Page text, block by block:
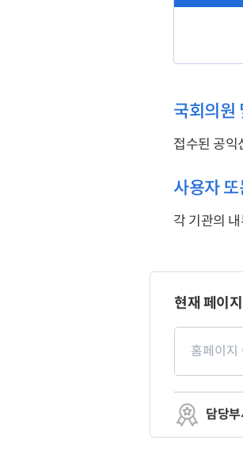
국회의원
접수된 공익
사용자
각 기관의
이
지
만
현재 페이
페
만
도
평
가
입
담당